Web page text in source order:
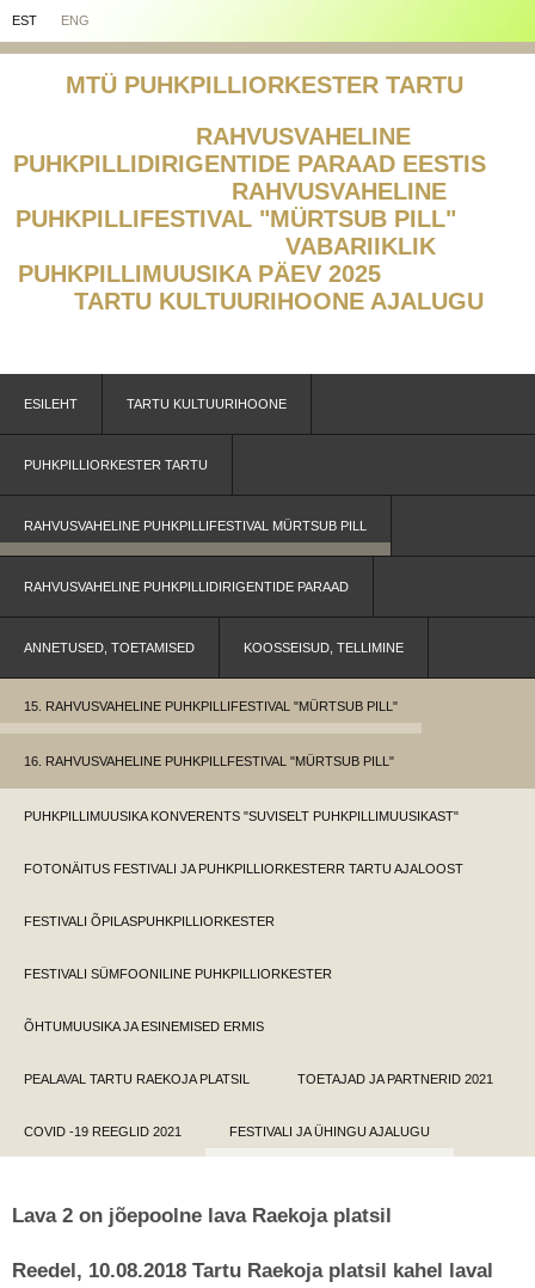
EST ENG
MTÜ PUHKPILLIORKESTER TARTU
RAHVUSVAHELINE
PUHKPILLIDIRIGENTIDE PARAAD EESTIS
RAHVUSVAHELINE
PUHKPILLIFESTIVAL "MÜRTSUB PILL"
VABARIIKLIK
PUHKPILLIMUUSIKA PÄEV 2025
TARTU KULTUURIHOONE AJALUGU
ESILEHT TARTU KULTUURIHOONE
PUHKPILLIORKESTER TARTU
RAHVUSVAHELINE PUHKPILLIFESTIVAL MÜRTSUB PILL
RAHVUSVAHELINE PUHKPILLIDIRIGENTIDE PARAAD
ANNETUSED, TOETAMISED KOOSSEISUD, TELLIMINE
15. RAHVUSVAHELINE PUHKPILLIFESTIVAL "MÜRTSUB PILL"
16. RAHVUSVAHELINE PUHKPILLFESTIVAL "MÜRTSUB PILL"
PUHKPILLIMUUSIKA KONVERENTS "SUVISELT PUHKPILLIMUUSIKAST"
FOTONÄITUS FESTIVALI JA PUHKPILLIORKESTERR TARTU AJALOOST
FESTIVALI ÕPILASPUHKPILLIORKESTER
FESTIVALI SÜMFOONILINE PUHKPILLIORKESTER
ÕHTUMUUSIKA JA ESINEMISED ERMIS
PEALAVAL TARTU RAEKOJA PLATSIL TOETAJAD JA PARTNERID 2021
COVID -19 REEGLID 2021 FESTIVALI JA ÜHINGU AJALUGU
Lava 2 on jõepoolne lava Raekoja platsil
Reedel, 10.08.2018 Tartu Raekoja platsil kahel laval